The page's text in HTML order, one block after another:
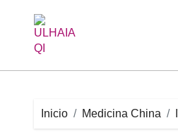
contenido
Inicio Medicina China